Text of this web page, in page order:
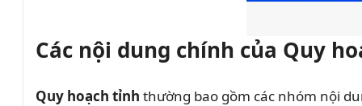
Các nội dung chính của Quy
Quy hoạch tỉnh thường bao gồm các nhóm nội